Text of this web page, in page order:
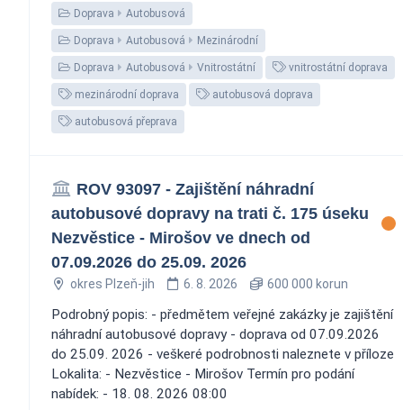
Doprava Autobusová
Doprava Autobusová Mezinárodní
Doprava Autobusová Vnitrostátní vnitrostátní doprava
mezinárodní doprava autobusová doprava
autobusová přeprava
ROV 93097 - Zajištění náhradní
autobusové dopravy na trati č. 175 úseku
Nezvěstice - Mirošov ve dnech od
07.09.2026 do 25.09. 2026
okres Plzeň-jih 6. 8. 2026 600 000 korun
Podrobný popis: - předmětem veřejné zakázky je zajištění
náhradní autobusové dopravy - doprava od 07.09.2026
do 25.09. 2026 - veškeré podrobnosti naleznete v příloze
Lokalita: - Nezvěstice - Mirošov Termín pro podání
nabídek: - 18. 08. 2026 08:00